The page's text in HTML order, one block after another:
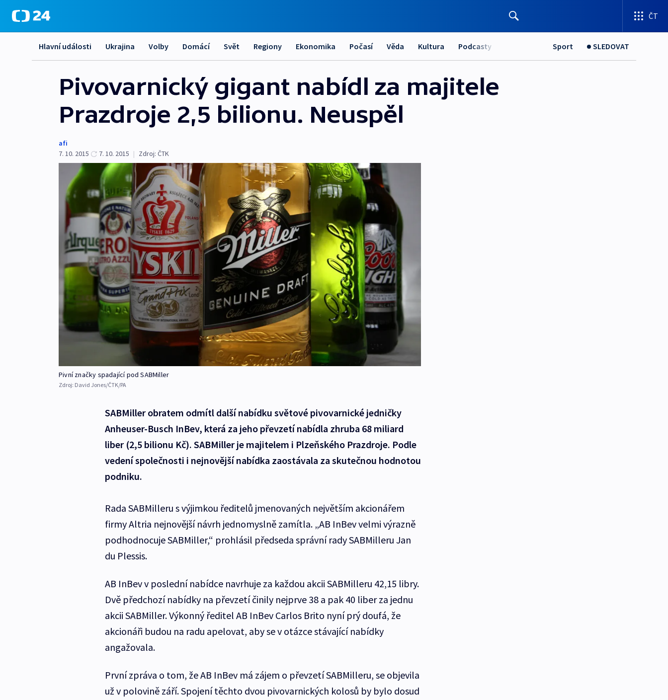
ČT
Hlavní události Ukrajina Volby Domácí Svět Regiony Ekonomika Počasí Věda Kultura Podcasty Sport SLEDOVAT
Pivovarnický gigant nabídl za majitele
Prazdroje 2,5 bilionu. Neuspěl
afi
7. 10. 2015
7. 10. 2015 | Zdroj: ČTK
Pivní značky spadající pod SABMiller
Zdroj: David Jones/ČTK/PA
SABMiller obratem odmítl další nabídku světové pivovarnické jedničky
Anheuser-Busch InBev, která za jeho převzetí nabídla zhruba 68 miliard
liber (2,5 bilionu Kč). SABMiller je majitelem i Plzeňského Prazdroje. Podle
vedení společnosti i nejnovější nabídka zaostávala za skutečnou hodnotou
podniku.
Rada SABMilleru s výjimkou ředitelů jmenovaných největším akcionářem
firmy Altria nejnovější návrh jednomyslně zamítla. „AB InBev velmi výrazně
podhodnocuje SABMiller,“ prohlásil předseda správní rady SABMilleru Jan
du Plessis.
AB InBev v poslední nabídce navrhuje za každou akcii SABMilleru 42,15 libry.
Dvě předchozí nabídky na převzetí činily nejprve 38 a pak 40 liber za jednu
akcii SABMiller. Výkonný ředitel AB InBev Carlos Brito nyní prý doufá, že
akcionáři budou na radu apelovat, aby se v otázce stávající nabídky
angažovala.
První zpráva o tom, že AB InBev má zájem o převzetí SABMilleru, se objevila
už v polovině září. Spojení těchto dvou pivovarnických kolosů by bylo dosud